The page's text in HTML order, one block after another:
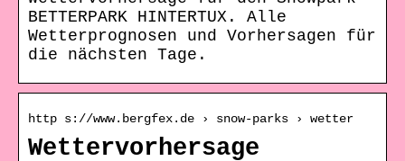
BETTERPARK HINTERTUX. Alle
Wetterprognosen und Vorhersagen für
die nächsten Tage.
http s://www.bergfex.de › snow-parks › wetter
Wettervorhersage